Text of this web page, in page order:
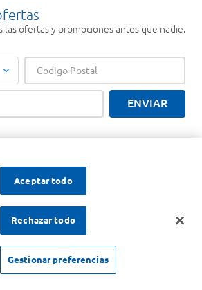
las ofertas y promociones antes que nadie.
ENVIAR
Aceptar todo
Rechazar todo
Gestionar preferencias